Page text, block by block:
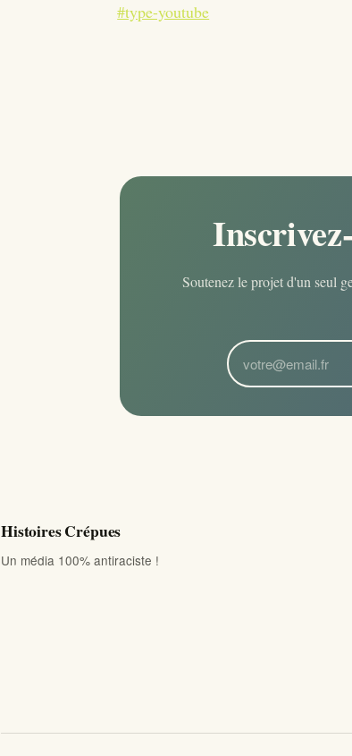
#type-youtube
Soutenez le projet d'un seul
Histoires Crépues
Un média 100% antiraciste !